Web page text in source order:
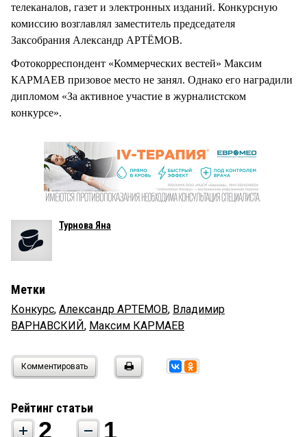
телеканалов, газет и электронных изданий. Конкурсную
комиссию возглавлял заместитель председателя
Заксобрания Александр АРТЁМОВ.
Фотокорреспондент «Коммерческих вестей» Максим
КАРМАЕВ призовое место не занял. Однако его наградили
дипломом «За активное участие в журналистском
конкурсе».
Турнова Яна
Метки
Конкурс, Александр АРТЕМОВ, Владимир
ВАРНАВСКИЙ, Максим КАРМАЕВ
Комментировать
Рейтинг статьи
2 1